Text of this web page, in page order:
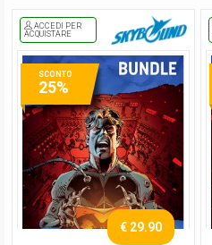
ACCEDI PER
ACQUISTARE
€ 29.90
SCONTO
25%